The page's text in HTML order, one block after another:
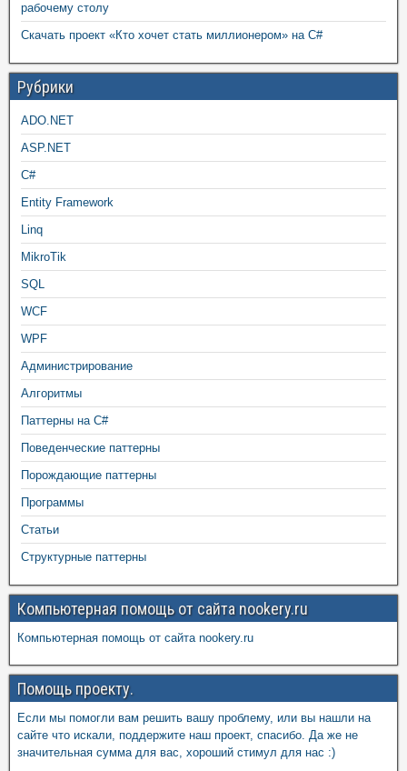
рабочему столу
Скачать проект «Кто хочет стать миллионером» на C#
Рубрики
ADO.NET
ASP.NET
C#
Entity Framework
Linq
MikroTik
SQL
WCF
WPF
Администрирование
Алгоритмы
Паттерны на C#
Поведенческие паттерны
Порождающие паттерны
Программы
Статьи
Структурные паттерны
Компьютерная помощь от сайта nookery.ru
Компьютерная помощь от сайта nookery.ru
Помощь проекту.
Если мы помогли вам решить вашу проблему, или вы нашли на
сайте что искали, поддержите наш проект, спасибо. Да же не
значительная сумма для вас, хороший стимул для нас :)